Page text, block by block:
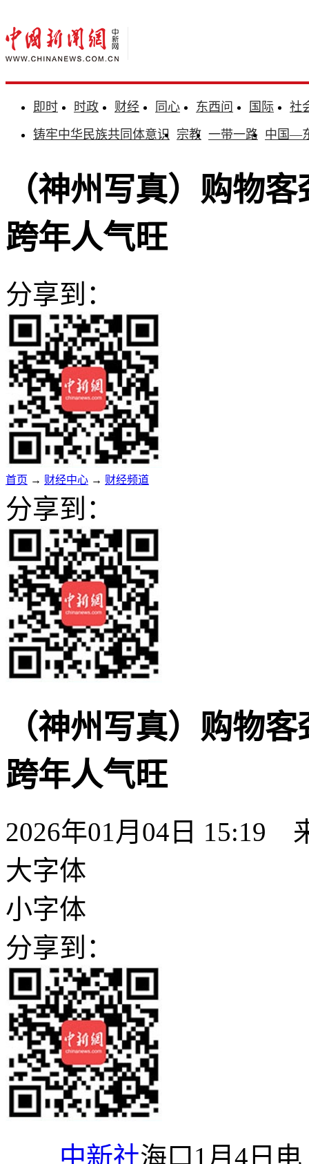
即时 时政 财经 同心 东西问 国际
社
铸牢中华民族共同体意识 宗教 一带一路 中国—
（神州写真）购物
跨年人气旺
分享到：
首页 → 财经中心 → 财经频道
分享到：
（神州写真）购物
跨年人气旺
2026年01月04日 15:19
大字体
小字体
分享到：
中新社海口1月4日